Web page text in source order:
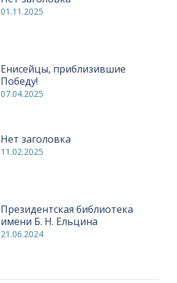
01.11.2025
Енисейцы, приблизившие
Победу!
07.04.2025
Нет заголовка
11.02.2025
Президентская библиотека
имени Б. Н. Ельцина
21.06.2024